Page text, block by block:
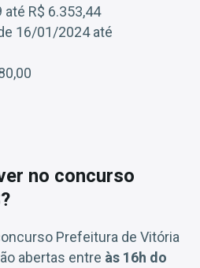
até R$ 6.353,44
16/01/2024 até
no concurso
Prefeitura de Vitória
abertas entre às 16h do